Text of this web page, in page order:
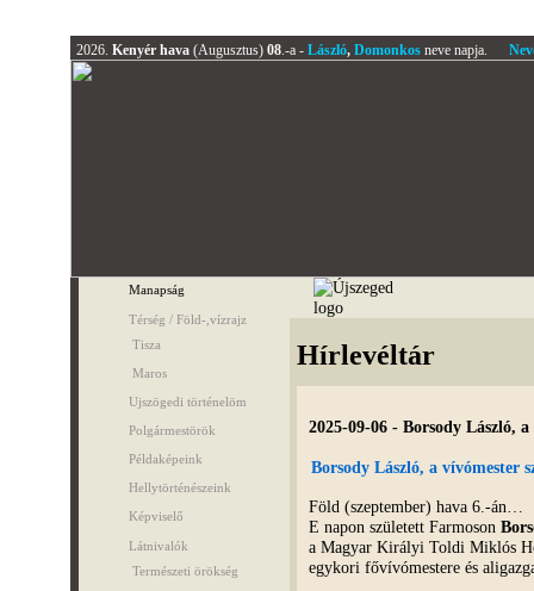
2026. Kenyér hava (Augusztus) 08.-a - László, Domonkosneve napja.
Manapság
Térség / Föld-,vízrajz
Tisza
Maros
Ujszögedi történelöm
Polgármestörök
Példaképeink
Hellytörténészeink
Képviselő
Látnivalók
Természeti örökség
Hírlevéltár
2025-09-06 - Borsody László,
Borsody László, a vívómester
Föld (szeptember) hava 6.-án…
E napon született Farmoson
a Magyar Királyi Toldi Miklós
egykori fővívómestere és